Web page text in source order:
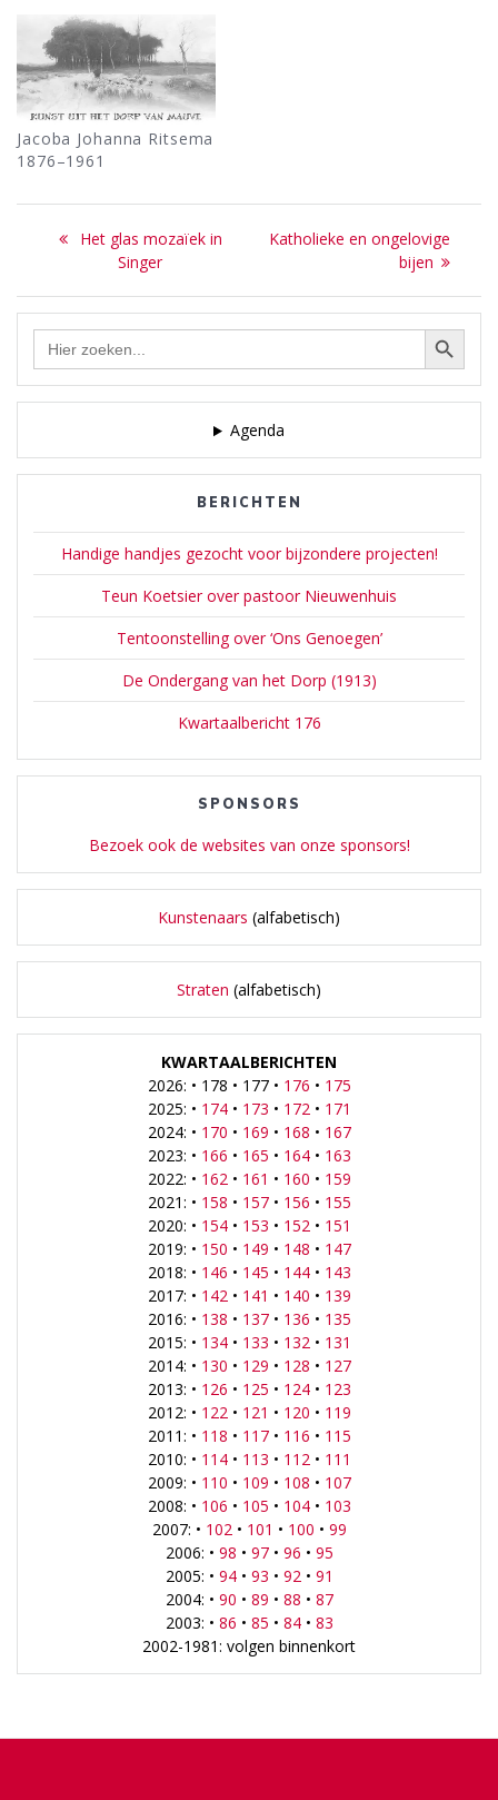
Jacoba Johanna Ritsema
1876–1961
Bericht
navigatie
Previous
Het glas mozaïek in
Singer
Next
Katholieke en ongelovige
bijen
Zoek Zoekknop
Agenda
BERICHTEN
Handige handjes gezocht voor bijzondere projecten!
Teun Koetsier over pastoor Nieuwenhuis
Tentoonstelling over ‘Ons Genoegen’
De Ondergang van het Dorp (1913)
Kwartaalbericht 176
SPONSORS
Bezoek ook de websites van onze sponsors!
Kunstenaars (alfabetisch)
Straten (alfabetisch)
KWARTAALBERICHTEN
2026: • 178 • 177 • 176 • 175
2025: • 174• 173 • 172• 171
2024: • 170 • 169 • 168 • 167
2023: • 166 • 165 • 164• 163
2022: • 162• 161 • 160 • 159
2021: • 158 • 157• 156 • 155
2020: • 154• 153 • 152• 151
2019: • 150 • 149 • 148 • 147
2018: • 146 • 145 • 144• 143
2017: • 142• 141 • 140 • 139
2016: • 138 • 137• 136 • 135
2015: • 134• 133 • 132• 131
2014: • 130 • 129 • 128 • 127
2013: • 126 • 125 • 124• 123
2012: • 122• 121 • 120 • 119
2011: • 118 • 117• 116 • 115
2010: • 114• 113 • 112• 111
2009: • 110 • 109 • 108 • 107
2008: • 106 • 105 • 104• 103
2007: • 102• 101 • 100 • 99
2006: • 98 • 97• 96 • 95
2005: • 94• 93 • 92• 91
2004: • 90 • 89 • 88 • 87
2003: • 86 • 85 • 84• 83
2002-1981: volgen binnenkort